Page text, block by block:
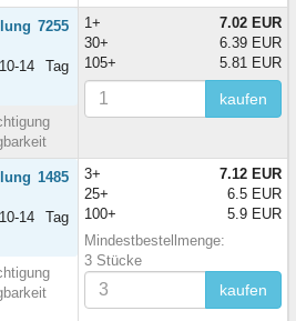
7255
14 Tag
1+
7.02 EUR
30+
6.39 EUR
105+
5.81 EUR
kaufen
1485
14 Tag
3+
7.12 EUR
25+
6.5 EUR
100+
5.9 EUR
Mindestbestellmenge:
3 Stücke
kaufen